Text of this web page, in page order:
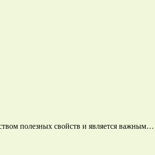
полезных свойств и является важным…